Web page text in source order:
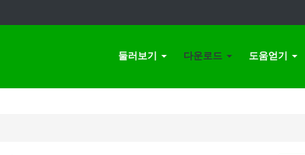
둘러보기 다운로드 도움얻기